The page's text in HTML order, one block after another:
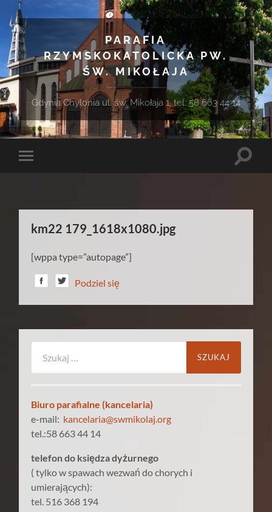
PARAFIA
RZYMSKOKATOLICKA PW.
ŚW. MIKOŁAJA
Gdynia Chylonia ul. św. Mikołaja 1, tel. 58 663 44 14
Toggle
Toggle
km22 179_1618x1080.jpg
[wppa type=”autopage”]
Podziel się
Biuro parafialne (kancelaria)
e-mail: kancelaria@swmikolaj.org
tel.:58 663 44 14
telefon do księdza dyżurnego
( tylko w spawach wezwań do chorych i
umierających):
tel. 516 368 194